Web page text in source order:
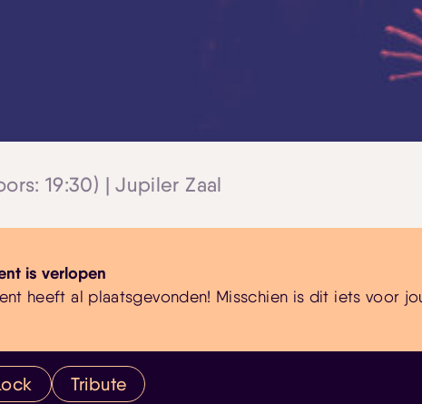
19:30) | Jupiler Zaal
is verlopen
heeft al plaatsgevonden! Misschien is dit iets voor
Tribute